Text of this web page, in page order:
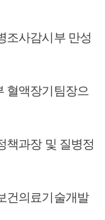
조사감시부 만성
혈액장기팀장으
책과장 및 질병정
건의료기술개발